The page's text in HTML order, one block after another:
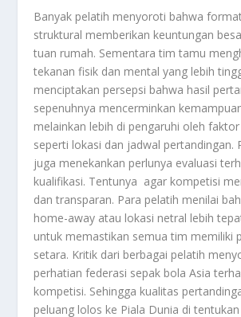
Banyak pelatih menyoroti bahwa
struktural memberikan keuntungan
tuan rumah. Sementara tim tamu
tekanan fisik dan mental yang lebih
menciptakan persepsi bahwa hasil
sepenuhnya mencerminkan
melainkan lebih di pengaruhi oleh
seperti lokasi dan jadwal pertandingan.
juga menekankan perlunya evaluasi
kualifikasi. Tentunya agar kompetisi
dan transparan. Para pelatih menilai
home-away atau lokasi netral lebih
untuk memastikan semua tim memiliki
setara. Kritik dari berbagai pelatih
perhatian federasi sepak bola Asia
kompetisi. Sehingga kualitas
peluang lolos ke Piala Dunia di